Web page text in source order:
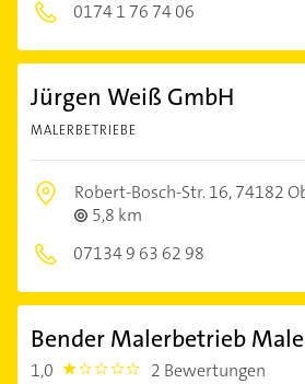
0174 1 76 74 06
Jürgen Weiß GmbH
MALERBETRIEBE
Robert-Bosch-Str. 16,74182
5,8 km
07134 9 63 62 98
Bender Malerbetrieb
1,0 1.0 2 Bewertungen